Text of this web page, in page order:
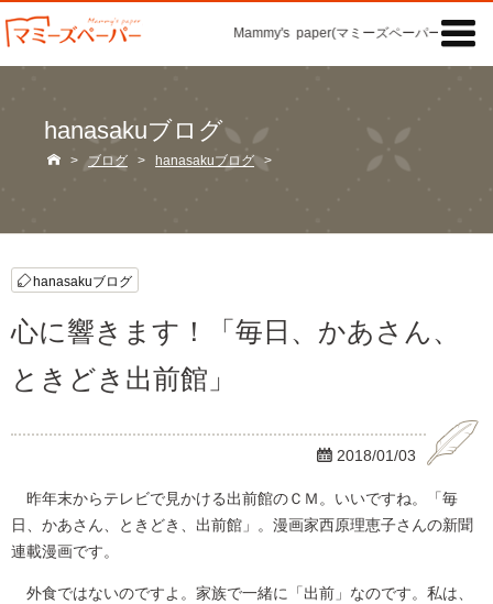
Mammy's paper(マミーズペーパー)の「記事

hanasakuブログ
 > ブログ > hanasakuブログ >
hanasakuブログ
心に響きます！「毎日、かあさん、
ときどき出前館」
 2018/01/03
昨年末からテレビで見かける出前館のＣＭ。いいですね。「毎
日、かあさん、ときどき、出前館」。漫画家西原理恵子さんの新聞
連載漫画です。
外食ではないのですよ。家族で一緒に「出前」なのです。私は、